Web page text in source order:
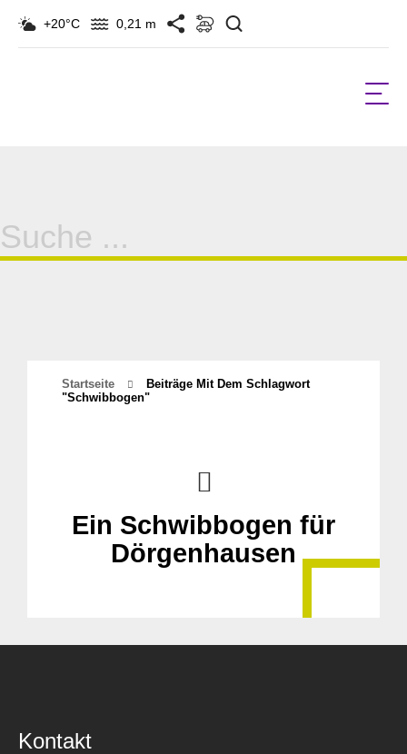
+20°C 0,21 m
Suche
für:
Startseite
Beiträge Mit Dem Schlagwort
"Schwibbogen"
Ein Schwibbogen für
Dörgenhausen
Kontakt